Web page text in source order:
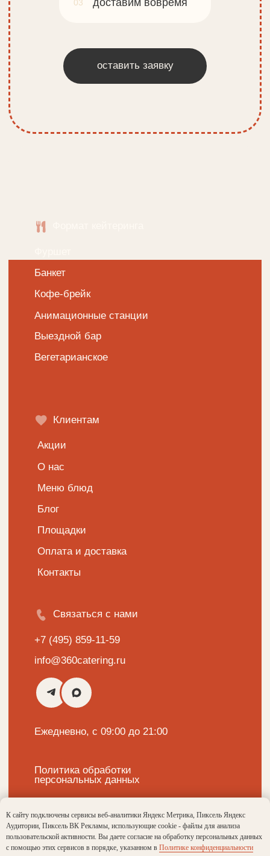
К сайту подключены сервисы веб-аналитики Яндекс Метрика, Пиксель Яндекс
Аудитории, Пиксель ВК Рекламы, использующие cookie - файлы для анализа
пользовательской активности. Вы даете согласие на обработку персональных данных
с помощью этих сервисов в порядке, указанном в Политике конфиденциальности